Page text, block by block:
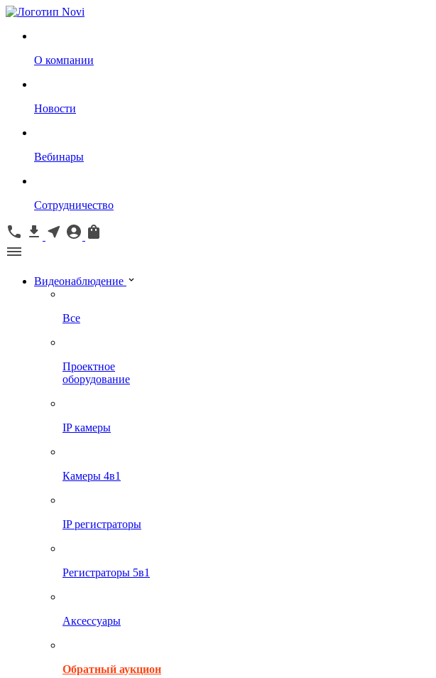
О компании
Новости
Вебинары
Сотрудничество
Видеонаблюдение
Все
Проектное
оборудование
IP камеры
Камеры 4в1
IP регистраторы
Регистраторы 5в1
Аксессуары
Обратный аукцион